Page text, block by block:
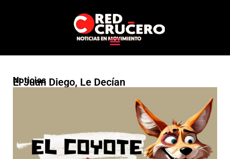
Noticias
El Juan Diego, Le Decían